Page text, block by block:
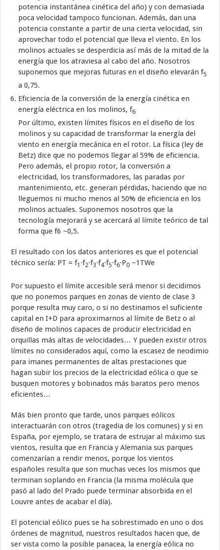
potencia instantánea cinética del año) y con demasiada
poca velocidad tampoco funcionan. Además, dan una
potencia constante a partir de una cierta velocidad, sin
aprovechar todo el potencial que lleva el viento. En los
molinos actuales se desperdicia así más de la mitad de la
energía que los atraviesa al cabo del año. Nosotros
suponemos que mejoras futuras en el diseño elevarán f5
a 0,75.
Eficiencia de la conversión de la energía cinética en
energía eléctrica en los molinos, f6
Por último, existen límites físicos en el diseño de los
molinos y su capacidad de transformar la energía del
viento en energía mecánica en el rotor. La física (ley de
Betz) dice que no podemos llegar al 59% de eficiencia.
Pero además, el propio rotor, la conversión a
electricidad, los transformadores, las paradas por
mantenimiento, etc. generan pérdidas, haciendo que no
lleguemos ni mucho menos al 50% de eficiencia en los
molinos actuales. Suponemos nosotros que la
tecnología mejorará y se acercará al límite teórico de tal
forma que f6 ~0,5.
El resultado con los datos anteriores es que el potencial
técnico sería: PT = f1 ·f2·f3·f4·f5·f6·P0 ~1TWe
Por supuesto el límite accesible será menor si decidimos
que no ponemos parques en zonas de viento de clase 3
porque resulta muy caro, o si no destinamos el suficiente
capital en I+D para aproximarnos al límite de Betz o al
diseño de molinos capaces de producir electricidad en
orquillas más altas de velocidades… Y pueden existir otros
límites no considerados aquí, como la escasez de neodimio
para imanes permanentes de altas prestaciones que
hagan subir los precios de la electricidad eólica o que se
busquen motores y bobinados más baratos pero menos
eficientes…
Más bien pronto que tarde, unos parques eólicos
interactuarán con otros (tragedia de los comunes) y si en
España, por ejemplo, se tratara de estrujar al máximo sus
vientos, resulta que en Francia y Alemania sus parques
comenzarían a rendir menos, porque los vientos
españoles resulta que son muchas veces los mismos que
terminan soplando en Francia (la misma molécula que
pasó al lado del Prado puede terminar absorbida en el
Louvre antes de acabar el día).
El potencial eólico pues se ha sobrestimado en uno o dos
órdenes de magnitud, nuestros resultados hacen que, de
ser vista como la posible panacea, la energía eólica no